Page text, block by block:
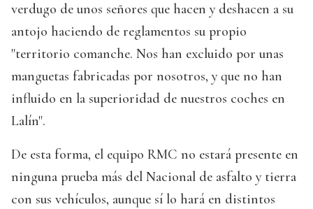
verdugo de unos señores que hacen y deshacen a su
antojo haciendo de reglamentos su propio
"territorio comanche. Nos han excluido por unas
manguetas fabricadas por nosotros, y que no han
influido en la superioridad de nuestros coches en
Lalín".
De esta forma, el equipo RMC no estará presente en
ninguna prueba más del Nacional de asfalto y tierra
con sus vehículos, aunque sí lo hará en distintos